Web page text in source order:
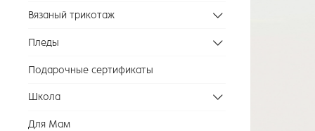
Вязаный трикотаж
Пледы
Подарочные сертификаты
Школа
Для Мам